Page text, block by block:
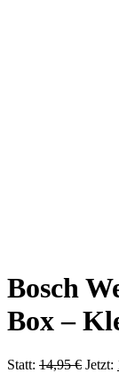
Bosch
Box –
Statt: 14,95€ Jetzt: